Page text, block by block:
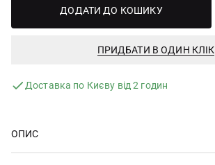
ДОДАТИ ДО КОШИКУ
ПРИДБАТИ В ОДИН КЛІК
Доставка по Києву від 2 годин
ОПИС